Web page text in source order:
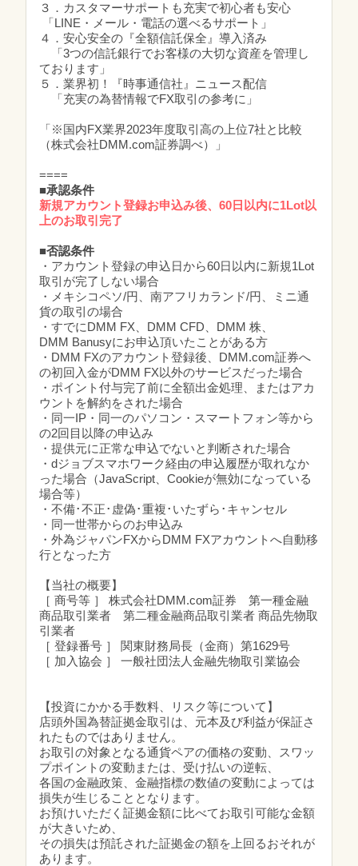
３．カスタマーサポートも充実で初心者も安心
「LINE・メール・電話の選べるサポート」
４．安心安全の『全額信託保全』導入済み
「3つの信託銀行でお客様の大切な資産を管理し
ております」
５．業界初！『時事通信社』ニュース配信
「充実の為替情報でFX取引の参考に」
「※国内FX業界2023年度取引高の上位7社と比較
（株式会社DMM.com証券調べ）」
====
■承認条件
新規アカウント登録お申込み後、60日以内に1Lot以
上のお取引完了
■否認条件
・アカウント登録の申込日から60日以内に新規1Lot
取引が完了しない場合
・メキシコペソ/円、南アフリカランド/円、ミニ通
貨の取引の場合
・すでにDMM FX、DMM CFD、DMM 株、
DMM Banusyにお申込頂いたことがある方
・DMM FXのアカウント登録後、DMM.com証券へ
の初回入金がDMM FX以外のサービスだった場合
・ポイント付与完了前に全額出金処理、またはアカ
ウントを解約をされた場合
・同一IP・同一のパソコン・スマートフォン等から
の2回目以降の申込み
・提供元に正常な申込でないと判断された場合
・dジョブスマホワーク経由の申込履歴が取れなか
った場合（JavaScript、Cookieが無効になっている
場合等）
・不備･不正･虚偽･重複･いたずら･キャンセル
・同一世帯からのお申込み
・外為ジャパンFXからDMM FXアカウントへ自動移
行となった方
【当社の概要】
［ 商号等 ］ 株式会社DMM.com証券 第一種金融
商品取引業者 第二種金融商品取引業者 商品先物取
引業者
［ 登録番号 ］ 関東財務局長（金商）第1629号
［ 加入協会 ］ 一般社団法人金融先物取引業協会
【投資にかかる手数料、リスク等について】
店頭外国為替証拠金取引は、元本及び利益が保証さ
れたものではありません。
お取引の対象となる通貨ペアの価格の変動、スワッ
プポイントの変動または、受け払いの逆転、
各国の金融政策、金融指標の数値の変動によっては
損失が生じることとなります。
お預けいただく証拠金額に比べてお取引可能な金額
が大きいため、
その損失は預託された証拠金の額を上回るおそれが
あります。